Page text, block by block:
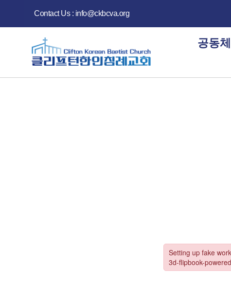
Contact Us : info@ckbcva.org
공동